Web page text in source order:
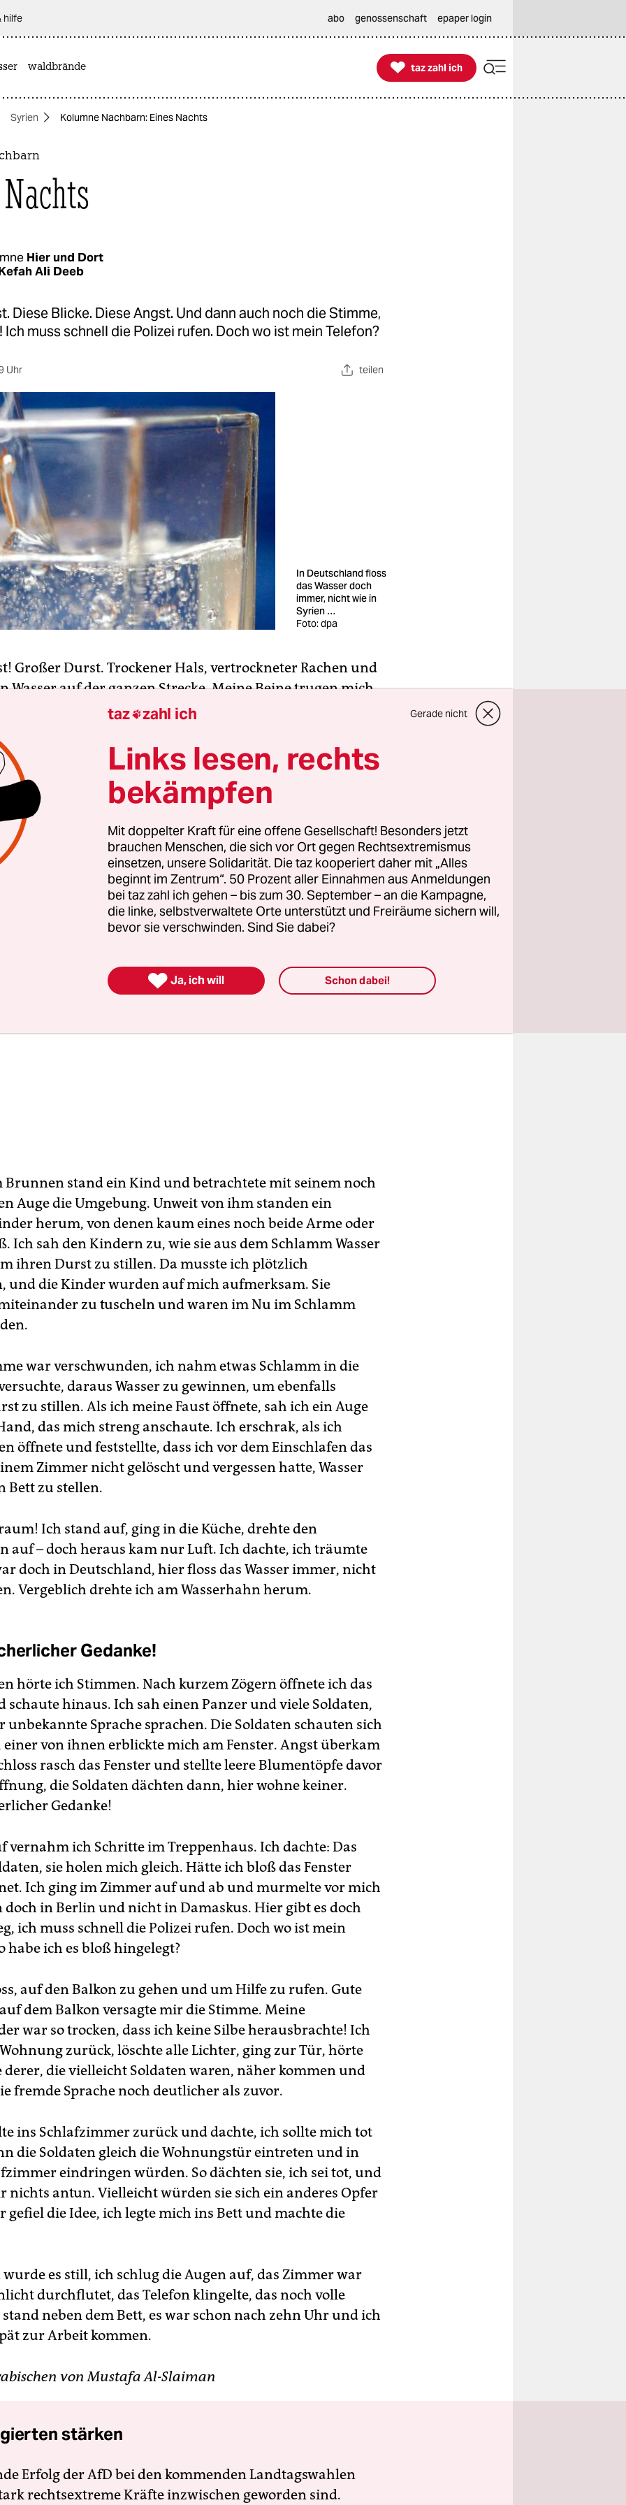
hilfe abo genossenschaft epaper login
waldbrände 
taz zahl ich
taz zahl ich
Syrien Kolumne Nachbarn: Eines Nachts
Hier und Dort
Ali Deeb
Diese Blicke. Diese Angst. Und dann auch noch die Stimme,
Ich muss schnell die Polizei rufen. Doch wo ist mein Telefon?
Uhr teilen
In Deutschland floss
das Wasser doch
immer, nicht wie in
Syrien …
Foto: dpa
Großer Durst. Trockener Hals, vertrockneter Rachen und
Wasser auf der ganzen Strecke. Meine Beine trugen mich
mehr; mein Körper war ausgetrocknet und erschöpft. Ich
dass es am Ende der Straße einen Brunnen gab, der heute
der umliegenden Häuser begraben lag.
dem Bauch, wie der Hund meiner Nachbarn, der eine
abbekam und nie behandelt wurde. Erst durch einen
fand sein Schmerz ein Ende. Ich schleppte mich weiter
wo man früher den Brunnen sah; doch dort fand ich
noch jemanden, der mir einen Gnadenschuss geben
Brunnen stand ein Kind und betrachtete mit seinem noch
Auge die Umgebung. Unweit von ihm standen ein
herum, von denen kaum eines noch beide Arme oder
Ich sah den Kindern zu, wie sie aus dem Schlamm Wasser
ihren Durst zu stillen. Da musste ich plötzlich
und die Kinder wurden auf mich aufmerksam. Sie
zu tuscheln und waren im Nu im Schlamm
war verschwunden, ich nahm etwas Schlamm in die
daraus Wasser zu gewinnen, um ebenfalls
zu stillen. Als ich meine Faust öffnete, sah ich ein Auge
das mich streng anschaute. Ich erschrak, als ich
öffnete und feststellte, dass ich vor dem Einschlafen das
Zimmer nicht gelöscht und vergessen hatte, Wasser
Bett zu stellen.
Ich stand auf, ging in die Küche, drehte den
auf – doch heraus kam nur Luft. Ich dachte, ich träumte
doch in Deutschland, hier floss das Wasser immer, nicht
Vergeblich drehte ich am Wasserhahn herum.
Gedanke!
hörte ich Stimmen. Nach kurzem Zögern öffnete ich das
schaute hinaus. Ich sah einen Panzer und viele Soldaten,
unbekannte Sprache sprachen. Die Soldaten schauten sich
einer von ihnen erblickte mich am Fenster. Angst überkam
rasch das Fenster und stellte leere Blumentöpfe davor
die Soldaten dächten dann, hier wohne keiner.
Gedanke!
vernahm ich Schritte im Treppenhaus. Ich dachte: Das
sie holen mich gleich. Hätte ich bloß das Fenster
Ich ging im Zimmer auf und ab und murmelte vor mich
in Berlin und nicht in Damaskus. Hier gibt es doch
ich muss schnell die Polizei rufen. Doch wo ist mein
habe ich es bloß hingelegt?
auf den Balkon zu gehen und um Hilfe zu rufen. Gute
dem Balkon versagte mir die Stimme. Meine
war so trocken, dass ich keine Silbe herausbrachte! Ich
zurück, löschte alle Lichter, ging zur Tür, hörte
derer, die vielleicht Soldaten waren, näher kommen und
fremde Sprache noch deutlicher als zuvor.
ins Schlafzimmer zurück und dachte, ich sollte mich tot
die Soldaten gleich die Wohnungstür eintreten und in
eindringen würden. So dächten sie, ich sei tot, und
nichts antun. Vielleicht würden sie sich ein anderes Opfer
gefiel die Idee, ich legte mich ins Bett und machte die
es still, ich schlug die Augen auf, das Zimmer war
durchflutet, das Telefon klingelte, das noch volle
stand neben dem Bett, es war schon nach zehn Uhr und ich
zur Arbeit kommen.
von ­Mustafa Al-Slaiman
stärken
Erfolg der AfD bei den kommenden Landtagswahlen
rechtsextreme Kräfte inzwischen geworden sind.
taz zahl ich Gerade nicht
Links lesen, rechts
bekämpfen
Mit doppelter Kraft für eine offene Gesellschaft! Besonders jetzt
brauchen Menschen, die sich vor Ort gegen Rechtsextremismus
einsetzen, unsere Solidarität. Die taz kooperiert daher mit „Alles
beginnt im Zentrum“. 50 Prozent aller Einnahmen aus Anmeldungen
bei taz zahl ich gehen – bis zum 30. September – an die Kampagne,
die linke, selbstverwaltete Orte unterstützt und Freiräume sichern will,
bevor sie verschwinden. Sind Sie dabei?
 Ja, ich will Schon dabei!